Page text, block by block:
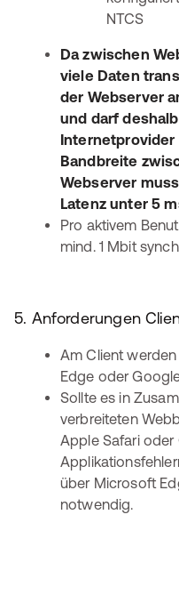
NTCS
Da zwischen
viele Daten
der Webserver
und darf
Bandbreite
Webserver
Latenz unter 5
Pro aktivem
mind. 1 Mbit
5. Anforderungen
Am Client
Edge oder
Sollte es in
verbreiteten
Apple Safari oder
über Microsoft
notwendig.